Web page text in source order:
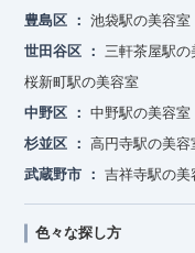
豊島区
池袋駅の美容室
世田谷区
三軒茶屋駅の
桜新町駅の美容室
中野区
中野駅の美容室
杉並区
高円寺駅の美容
武蔵野市
吉祥寺駅の美
色々な探し方